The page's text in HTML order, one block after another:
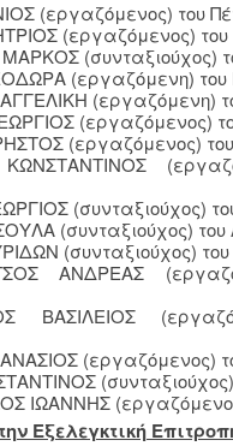
(εργαζόμενος) του
(εργαζόμενος)
(συνταξιούχος)
(εργαζόμενη) του
(εργαζόμενη)
(εργαζόμενος)
(εργαζόμενος)
(συνταξιούχος)
(συνταξιούχος)
(συνταξιούχος)
ΑΝΔΡΕΑΣ
ΒΑΣΙΛΕΙΟΣ
(εργαζόμενος)
ΙΩΑΝΝΗΣ
Εξελεγκτική